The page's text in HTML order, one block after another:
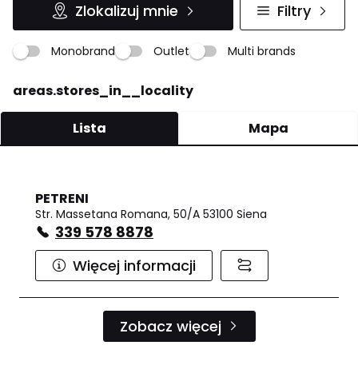
Zlokalizuj mnie Filtry
Monobrand Outlet Multi brands
areas.stores_in__locality
Lista Mapa
PETRENI
Str. Massetana Romana, 50/A 53100 Siena
339 578 8878
Więcej informacji
Zobacz więcej